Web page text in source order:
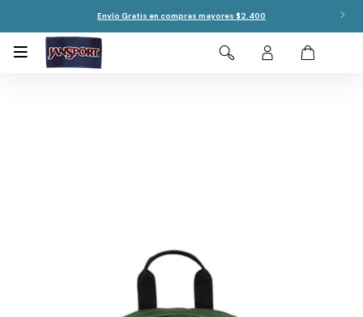
Envío Gratis en compras mayores $2.400
